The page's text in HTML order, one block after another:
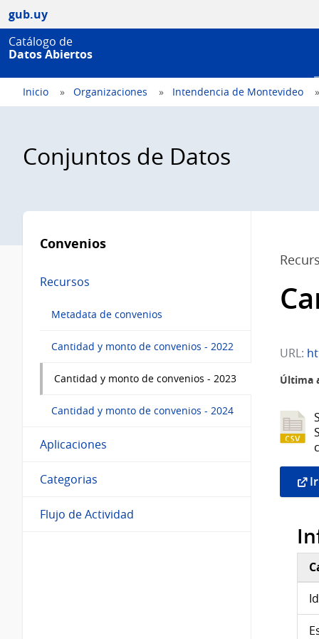
gub.uy
Catálogo de
Datos Abiertos
Inicio Organizaciones Intendencia de Montevideo
Conjuntos de Datos
Menú
lateral
Convenios
Recursos
Metadata de convenios
Cantidad y monto de convenios - 2022
Cantidad y monto de convenios - 2023
Cantidad y monto de convenios - 2024
Aplicaciones
Categorias
Flujo de Actividad
URL:
Última
Ir